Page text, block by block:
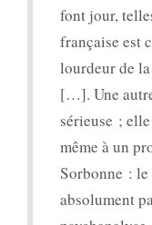
font jour,
française est
lourdeur de
[…]. Une
sérieuse ;
même à un
Sorbonne :
absolument